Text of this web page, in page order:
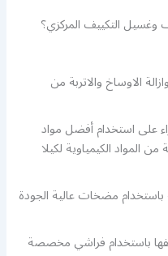
وغسيل التكييف المركزي؟
الاوساخ والاتربة من
على استخدام أفضل مواد
المواد الكيمياوية لكيلا
مضخات عالية الجودة
باستخدام فراشي مخصصة